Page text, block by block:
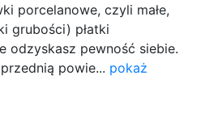
porcelanowe, czyli małe,
grubości) płatki
odzyskasz pewność siebie.
powie... pokaż